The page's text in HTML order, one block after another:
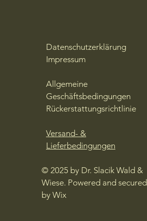
Datenschutzerklärung
​Impressum
Allgemeine
Geschäftsbedingungen
Rückerstattungsrichtlinie
Versand- &
Lieferbedingungen
© 2025 by Dr. Slacik Wald &
Wiese. Powered and secured
by Wix